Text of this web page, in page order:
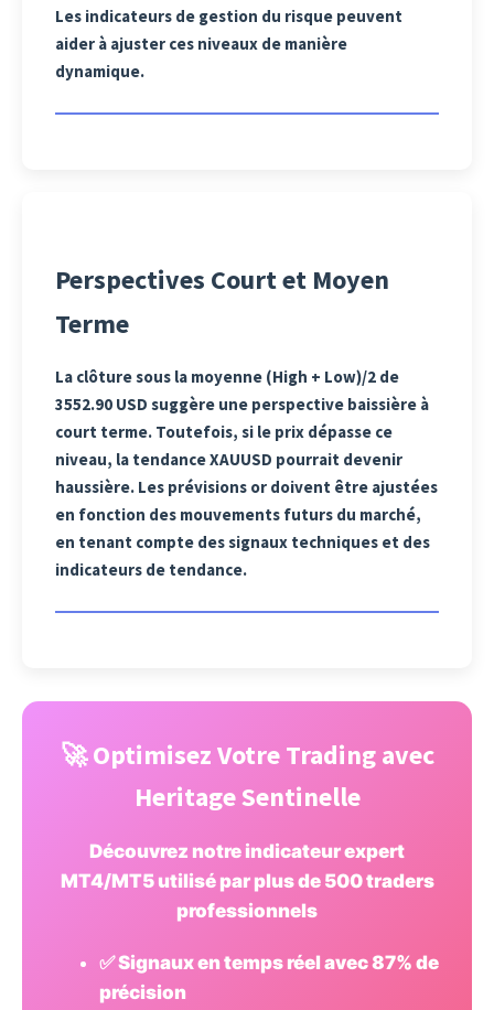
Les indicateurs de gestion du risque peuvent
aider à ajuster ces niveaux de manière
dynamique.
Perspectives Court et Moyen
Terme
La clôture sous la moyenne (High + Low)/2 de
3552.90 USD suggère une perspective baissière à
court terme. Toutefois, si le prix dépasse ce
niveau, la tendance XAUUSD pourrait devenir
haussière. Les prévisions or doivent être ajustées
en fonction des mouvements futurs du marché,
en tenant compte des signaux techniques et des
indicateurs de tendance.
🚀 Optimisez Votre Trading avec
Heritage Sentinelle
Découvrez notre indicateur expert
MT4/MT5 utilisé par plus de 500 traders
professionnels
✅ Signaux en temps réel avec 87% de
précision